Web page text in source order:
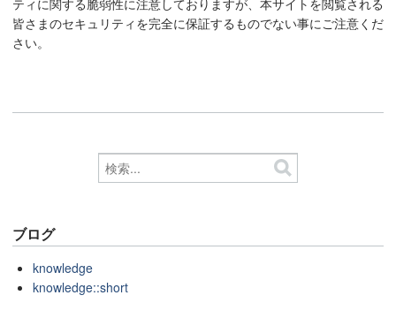
皆さまのセキュリティを完全に保証するものでない事にご注意くだ
さい。
ブログ
knowledge
knowledge::short